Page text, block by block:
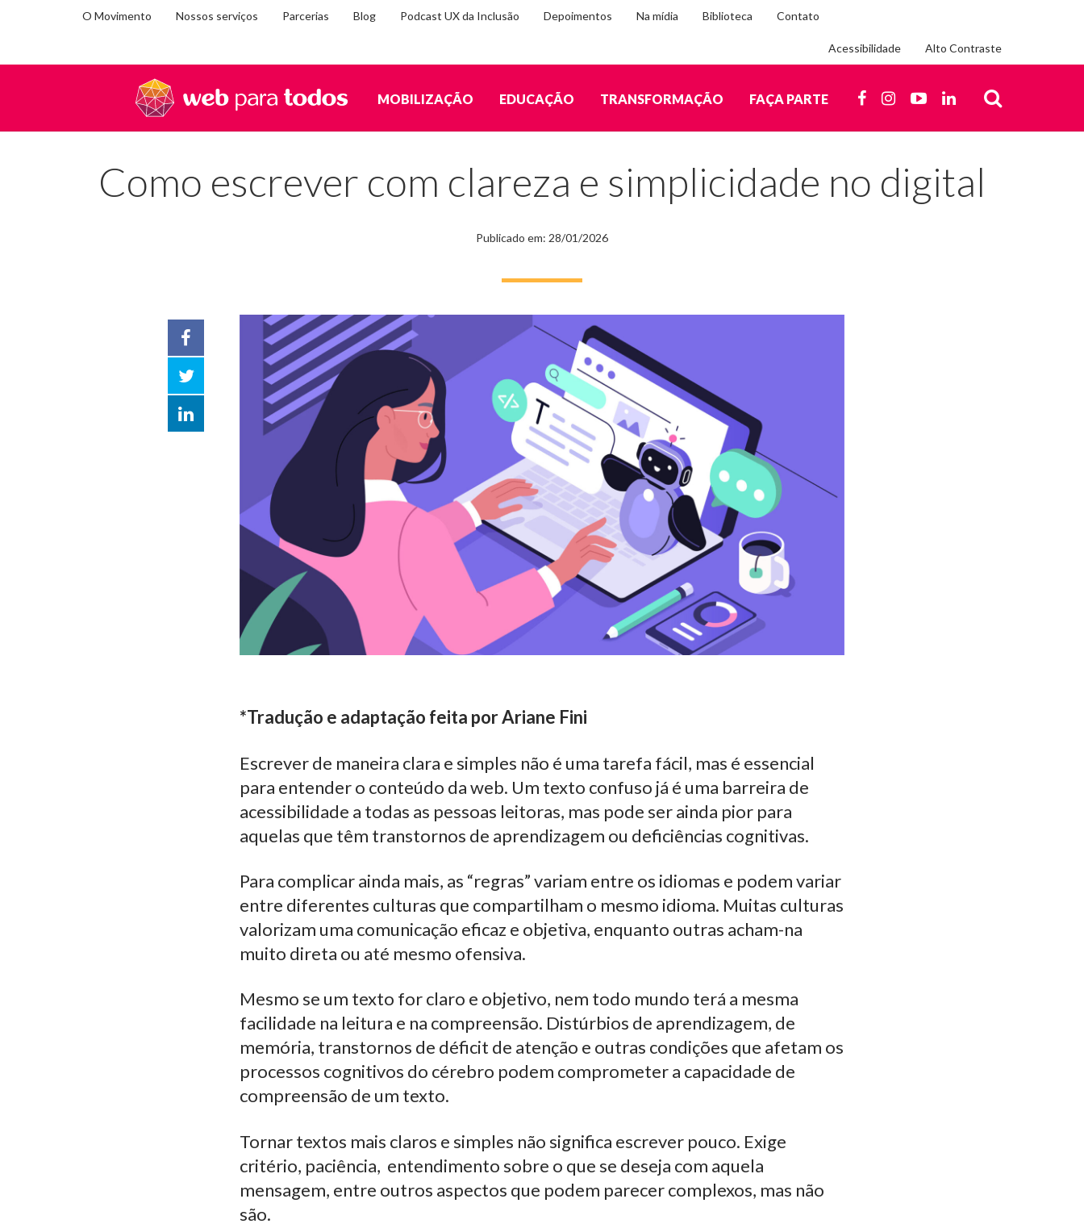
O Movimento Nossos serviços Parcerias Blog Podcast UX da Inclusão Depoimentos Na mídia Biblioteca Contato
Acessibilidade Alto Contraste
MOBILIZAÇÃO EDUCAÇÃO TRANSFORMAÇÃO FAÇA PARTE FACEBOOK
INSTAGRAM
YOUTUBE
LINKEDIN
BUSCA
Blog
Como escrever com clareza e simplicidade no digital
Publicado em: 28/01/2026
Facebook
Twitter
LinkedIn
*Tradução e adaptação feita por Ariane Fini
Escrever de maneira clara e simples não é uma tarefa fácil, mas é essencial
para entender o conteúdo da web. Um texto confuso já é uma barreira de
acessibilidade a todas as pessoas leitoras, mas pode ser ainda pior para
aquelas que têm transtornos de aprendizagem ou deficiências cognitivas.
Para complicar ainda mais, as “regras” variam entre os idiomas e podem variar
entre diferentes culturas que compartilham o mesmo idioma. Muitas culturas
valorizam uma comunicação eficaz e objetiva, enquanto outras acham-na
muito direta ou até mesmo ofensiva.
Mesmo se um texto for claro e objetivo, nem todo mundo terá a mesma
facilidade na leitura e na compreensão. Distúrbios de aprendizagem, de
memória, transtornos de déficit de atenção e outras condições que afetam os
processos cognitivos do cérebro podem comprometer a capacidade de
compreensão de um texto.
Tornar textos mais claros e simples não significa escrever pouco. Exige
critério, paciência, entendimento sobre o que se deseja com aquela
mensagem, entre outros aspectos que podem parecer complexos, mas não
são.